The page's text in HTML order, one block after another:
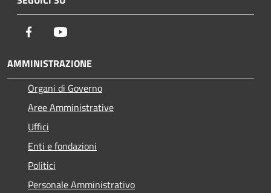
Facebook
AMMINISTRAZIONE
Organi di Governo
Aree Amministrative
Uffici
Enti e fondazioni
Politici
Personale Amministrativo